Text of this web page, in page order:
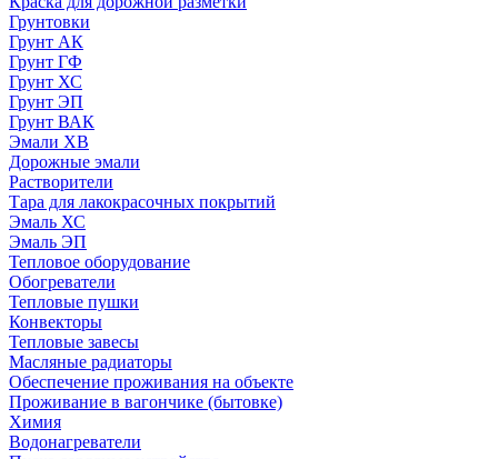
Грунтовки
Грунт АК
Грунт ГФ
Грунт ХС
Грунт ЭП
Грунт ВАК
Эмали ХВ
Дорожные эмали
Растворители
Тара для лакокрасочных покрытий
Эмаль ХС
Эмаль ЭП
Тепловое оборудование
Обогреватели
Тепловые пушки
Конвекторы
Тепловые завесы
Масляные радиаторы
Обеспечение проживания на объекте
Проживание в вагончике (бытовке)
Химия
Водонагреватели